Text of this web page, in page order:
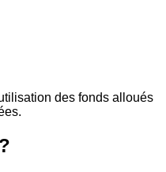
des fonds alloués